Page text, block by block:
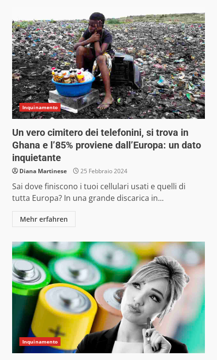
Inquinamento
Un vero cimitero dei telefonini, si trova in
Ghana e l’85% proviene dall’Europa: un dato
inquietante
Diana Martinese 25 Febbraio 2024
Sai dove finiscono i tuoi cellulari usati e quelli di
tutta Europa? In una grande discarica in...
Mehr erfahren
Inquinamento